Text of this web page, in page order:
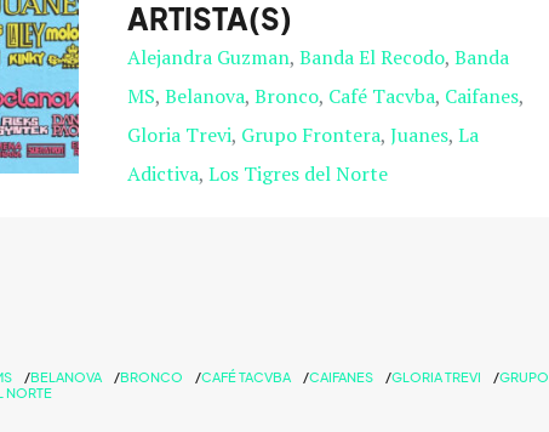
ARTISTA(S)
Alejandra Guzman Banda El Recodo Banda
MS Belanova Bronco Café Tacvba Caifanes
Gloria Trevi Grupo Frontera Juanes La
Adictiva Los Tigres del Norte
BELANOVA BRONCO CAFÉ TACVBA CAIFANES GLORIA TREVI
GRUPO
NORTE